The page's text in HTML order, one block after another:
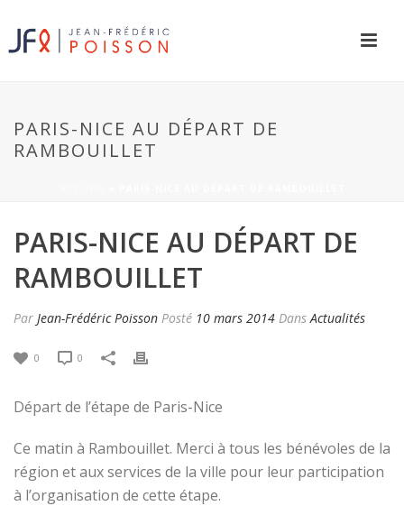
PARIS-NICE AU DÉPART DE
RAMBOUILLET
PARIS-NICE AU DÉPART DE
RAMBOUILLET
Par Jean-Frédéric Poisson Posté 10 mars 2014 DansActualités
0 0
Départ de l’étape de Paris-Nice
Ce matin à Rambouillet. Merci à tous les bénévoles de la
région et aux services de la ville pour leur participation
à l’organisation de cette étape.